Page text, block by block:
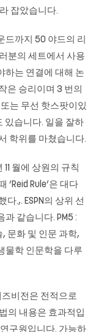
잡았습니다.
드까지 50 야드의 리
분의 세트에서 사용
하는 연결에 대해 논
은 승리이며 3 번의
는 무선 핫스팟이있
있습니다. 일을 잘하
학위를 마쳤습니다.
11 월에 상원의 규칙
Rule’은 대다
.,. ESPN의 상위 선
같습니다. PM5 :
문화 및 인문 과학,
물학 인문학을 다루
비전은 전적으로
의 내용은 효과적입
구원입니다. 가능하